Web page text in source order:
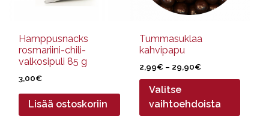
Hamppusnacks
rosmariini-chili-
valkosipuli 85 g
3,00€
Lisää ostoskoriin
Tummasuklaa
kahvipapu
2,99€ – 29,90€Hintaluokka:
2,99€
29,90€
Valitse
vaihtoehdoista
valinnat
sivulla.